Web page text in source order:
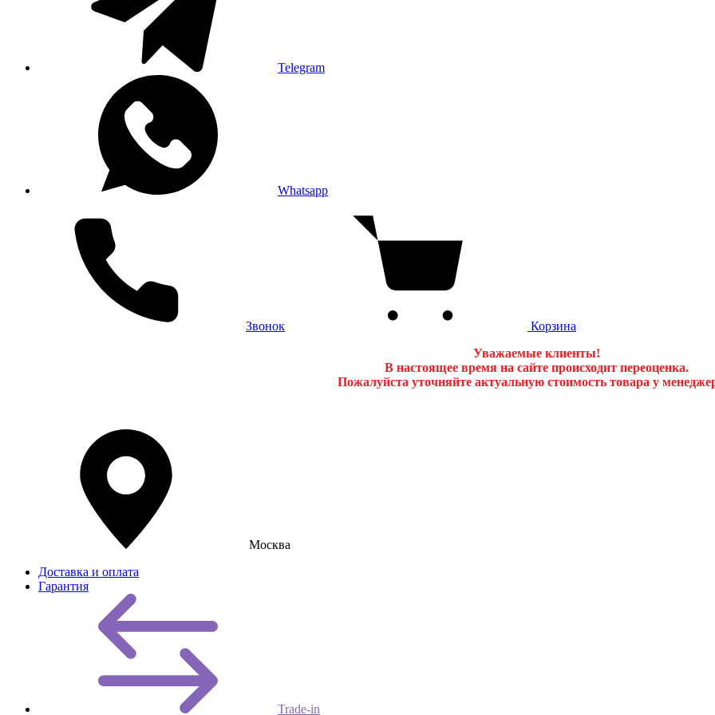
Telegram
Whatsapp
Звонок
Корзина
Уважаемые клиенты!
В настоящее время на сайте происходит переоценка.
Пожалуйста уточняйте актуальную стоимость товара у
Москва
Доставка и оплата
Гарантия
Trade-in